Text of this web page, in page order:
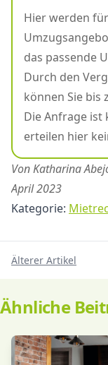
Hier werden
das passende
Durch den
können Sie bis
Die Anfrage ist
erteilen hier
Von Katharina
April 2023
Kategorie:
Älterer Artikel
Ähnliche